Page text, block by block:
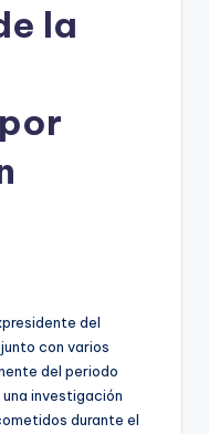
la
del
con varios
del periodo
investigación
durante el